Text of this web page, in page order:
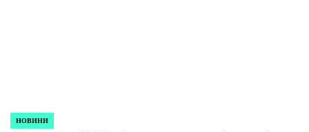
ОПУБЛІКУВАТИ
НОВИНИ